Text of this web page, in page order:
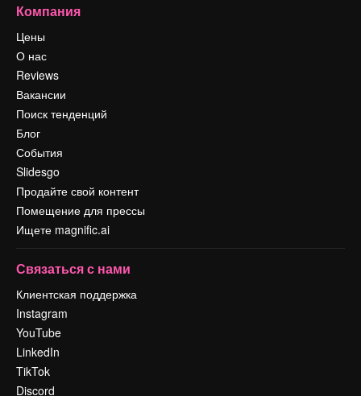
Компания
Цены
О нас
Reviews
Вакансии
Поиск тенденций
Блог
События
Slidesgo
Продайте свой контент
Помещение для прессы
Ищете magnific.ai
Связаться с нами
Клиентская поддержка
Instagram
YouTube
LinkedIn
TikTok
Discord